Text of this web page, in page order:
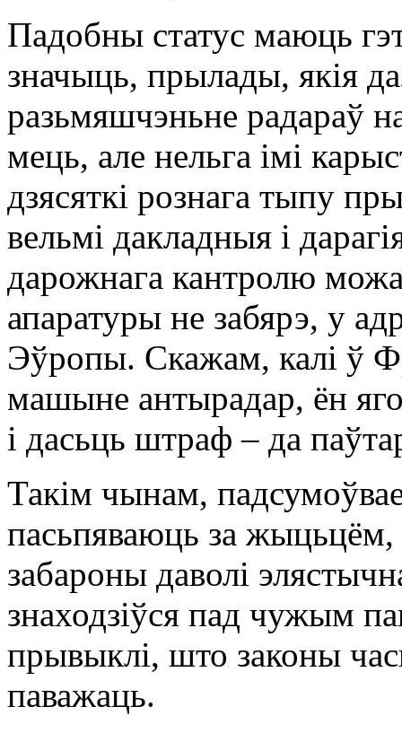
Падобны статус маюць
значыць, прылады, якія
разьмяшчэньне радараў
мець, але нельга імі
дзясяткі рознага тыпу
вельмі дакладныя і
дарожнага кантролю
апаратуры не забярэ, у
Эўропы. Скажам, калі ў
машыне антырадар, ён
і дасьць штраф – да
Такім чынам,
пасьпяваюць за жыцьцём,
забароны даволі
знаходзіўся пад чужым
прывыклі, што законы
паважаць.